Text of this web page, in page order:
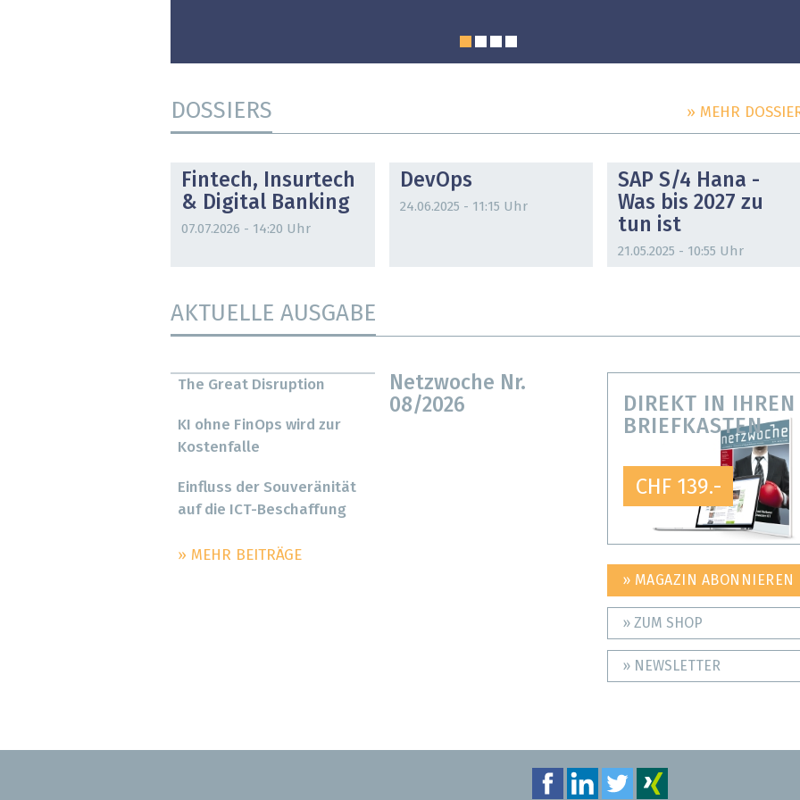
DOSSIERS » MEHR
Fintech, Insurtech
& Digital Banking
07.07.2026 - 14:20 Uhr
DevOps
24.06.2025 - 11:15 Uhr
SAP S/4 Hana -
Was bis 2027 zu
tun ist
21.05.2025 - 10:55 Uhr
AKTUELLE AUSGABE
Netzwoche Nr.
08/2026
The Great Disruption
KI ohne FinOps wird zur
Kostenfalle
Einfluss der Souveränität
auf die ICT-Beschaffung
» MEHR BEITRÄGE
DIREKT IN IHREN
BRIEFKASTEN
CHF 139.-
» MAGAZIN ABONNIEREN
» ZUM SHOP
» NEWSLETTER